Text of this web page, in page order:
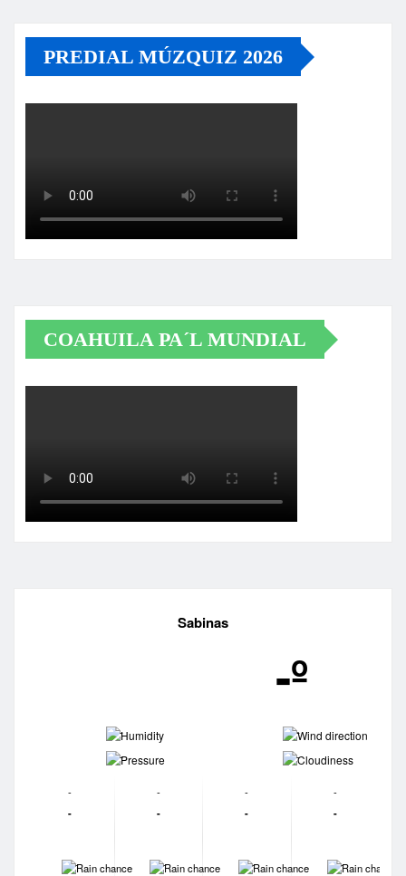
PREDIAL MÚZQUIZ 2026
COAHUILA PA´L MUNDIAL
Sabinas
-º
-
-
-
-
-
-
-
-
-
-
-
-
-
-
-
-